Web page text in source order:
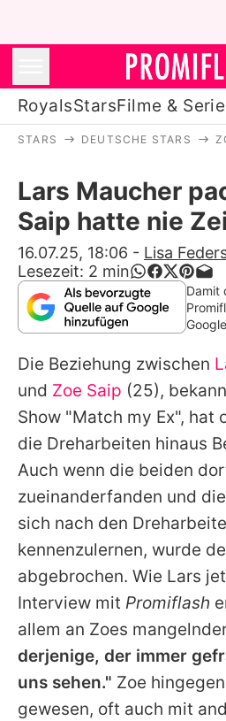
RoyalsStarsFilme &
Stars
Filme &
Lifestyle
Familie &
Alle Themen auf
Jobs
App
Team
Redaktionelle
Utiq
STARS DEUTSCHE STARS
Lars Maucher
Saip hatte nie
16.07.25, 18:06 - Lisa
Lesezeit: 2 min
Damit
Die Beziehung zwischen
und Zoe Saip (25),
Show "Match my Ex", hat
die Dreharbeiten hinaus
Auch wenn die beiden
zueinanderfanden und
sich nach den
kennenzulernen, wurde
abgebrochen. Wie Lars
Interview mit Promiflash
allem an Zoes
derjenige, der immer
uns sehen." Zoe
gewesen, oft auch mit